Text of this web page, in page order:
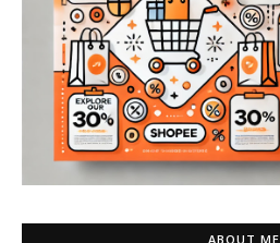
ABOUT ME